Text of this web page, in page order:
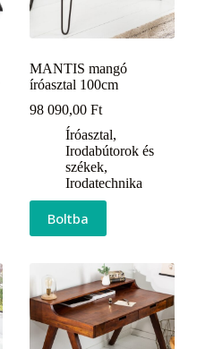
MANTIS mangó
íróasztal 100cm
98 090,00Ft
Íróasztal,
Irodabútorok és
székek,
Irodatechnika
Boltba